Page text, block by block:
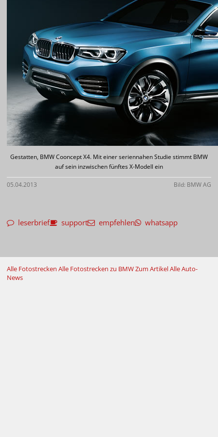
Gestatten, BMW Cooncept X4. Mit einer seriennahen Studie stimmt BMW
auf sein inzwischen fünftes X-Modell ein
05.04.2013 Bild: BMW AG
leserbrief support empfehlen whatsapp
Alle Fotostrecken Alle Fotostrecken zu BMWZum ArtikelAlle Auto-
News